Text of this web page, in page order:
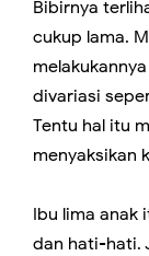
Bibirnya
cukup lama.
divariasi
Tentu hal itu
menyaksikan
Ibu lima anak
dan hati-hati.